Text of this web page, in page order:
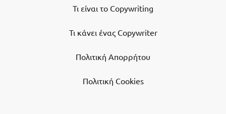
Τι είναι το Copywriting
Τι κάνει ένας Copywriter
Πολιτική Απορρήτου
Πολιτική Cookies